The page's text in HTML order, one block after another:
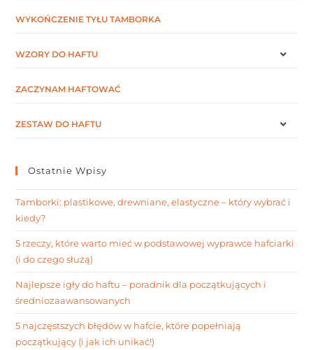
WYKOŃCZENIE TYŁU TAMBORKA
WZORY DO HAFTU
ZACZYNAM HAFTOWAĆ
ZESTAW DO HAFTU
Ostatnie Wpisy
Tamborki: plastikowe, drewniane, elastyczne – który wybrać i
kiedy?
5 rzeczy, które warto mieć w podstawowej wyprawce hafciarki
(i do czego służą)
Najlepsze igły do haftu – poradnik dla początkujących i
średniozaawansowanych
5 najczęstszych błędów w hafcie, które popełniają
początkujący (i jak ich unikać!)